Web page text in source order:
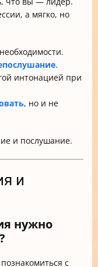
а мягко, но
.
интонацией при
, но и не
и послушание.
и
нужно
с